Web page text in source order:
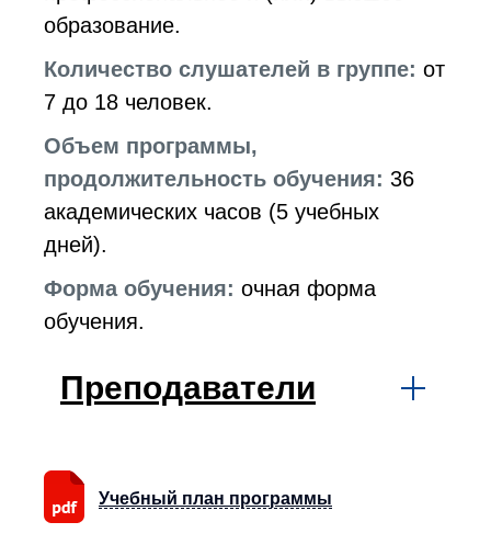
образование.
Количество слушателей в группе: от
7 до 18 человек.
Объем программы,
продолжительность обучения: 36
академических часов (5 учебных
дней).
Форма обучения: очная форма
обучения.
Преподаватели
Учебный план программы